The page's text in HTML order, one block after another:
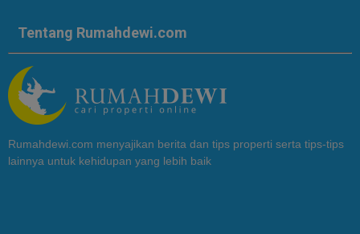
Tentang Rumahdewi.com
Rumahdewi.com menyajikan berita dan tips properti serta tips-tips
lainnya untuk kehidupan yang lebih baik